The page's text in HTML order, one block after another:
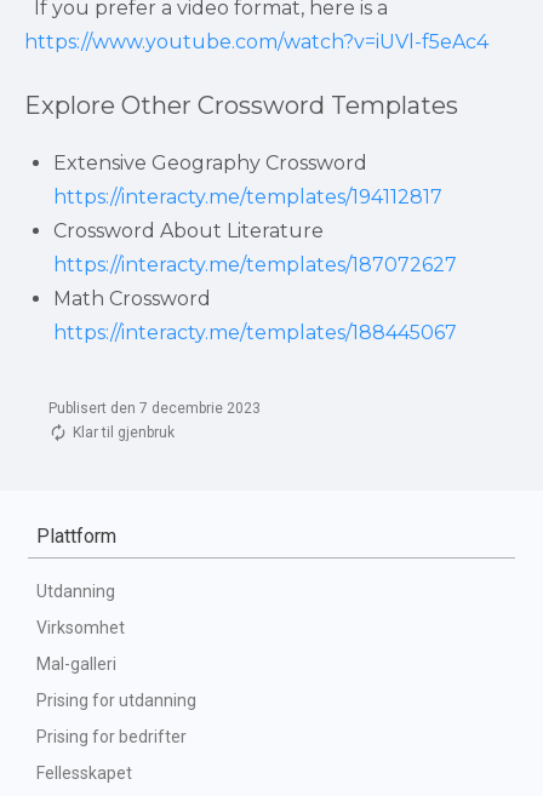
Publisert den 7 decembrie 2023
Klar til gjenbruk
https://www.youtube.com/watch?v=iUVl-f5eAc4
Explore Other Crossword Templates
https://interacty.me/templates/194112817
https://interacty.me/templates/187072627
https://interacty.me/templates/188445067
Plattform
Utdanning
Virksomhet
Mal-galleri
Prising for utdanning
Prising for bedrifter
Fellesskapet